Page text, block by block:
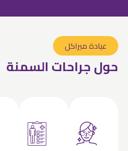
عيادة ميراكل
حول جراحات السمنة